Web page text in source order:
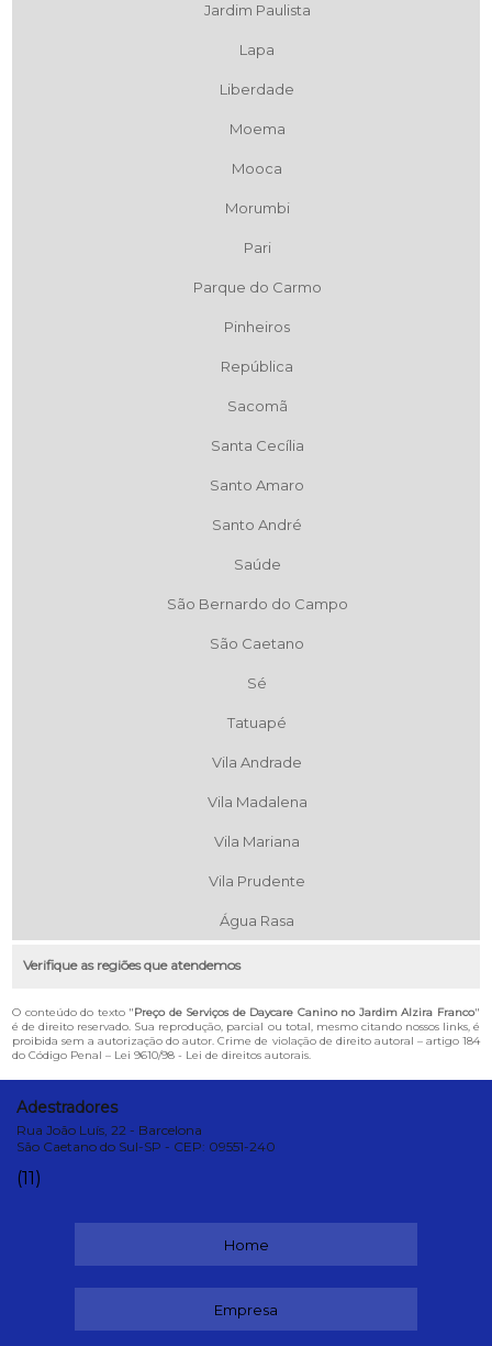
Jardim Paulista
Lapa
Liberdade
Moema
Mooca
Morumbi
Pari
Parque do Carmo
Pinheiros
República
Sacomã
Santa Cecília
Santo Amaro
Santo André
Saúde
São Bernardo do Campo
São Caetano
Sé
Tatuapé
Vila Andrade
Vila Madalena
Vila Mariana
Vila Prudente
Água Rasa
Verifique as regiões que atendemos
O conteúdo do texto "Preço de Serviços de Daycare Canino no Jardim Alzira Franco"
é de direito reservado. Sua reprodução, parcial ou total, mesmo citando nossos links, é
proibida sem a autorização do autor. Crime de violação de direito autoral – artigo 184
do Código Penal – Lei 9610/98 - Lei de direitos autorais.
Adestradores
Rua João Luís, 22 - Barcelona
São Caetano do Sul-SP - CEP: 09551-240
(11)
Home
Empresa